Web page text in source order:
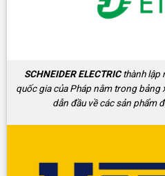
SCHNEIDER ELECTRICthành lập
quốc gia của Pháp nằm trong bảng
dẫn đầu về các sản phẩm